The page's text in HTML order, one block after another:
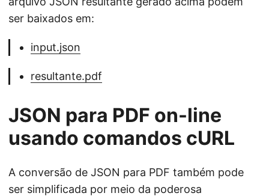
ser baixados em:
input.json
resultante.pdf
JSON para PDF on-line
usando comandos cURL
A conversão de JSON para PDF também pode
ser simplificada por meio da poderosa